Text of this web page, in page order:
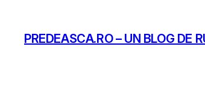
content
PREDEASCA.RO – UN BLOG DE